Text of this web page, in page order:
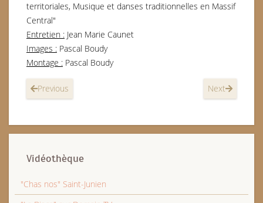
territoriales, Musique et danses traditionnelles en Massif
Central"
Entretien : Jean Marie Caunet
Images : Pascal Boudy
Montage : Pascal Boudy
Previous Next
Vidéothèque
"Chas nos" Saint-Junien